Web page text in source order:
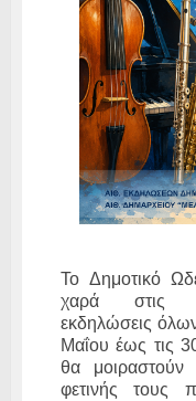
Το Δημοτικό
χαρά στις
εκδηλώσεις
Μαΐου έως τις
θα
φετινής τους